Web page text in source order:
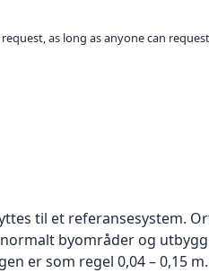
as long as anyone can
til et referansesystem.
byområder og
er som regel 0,04 – 0,15